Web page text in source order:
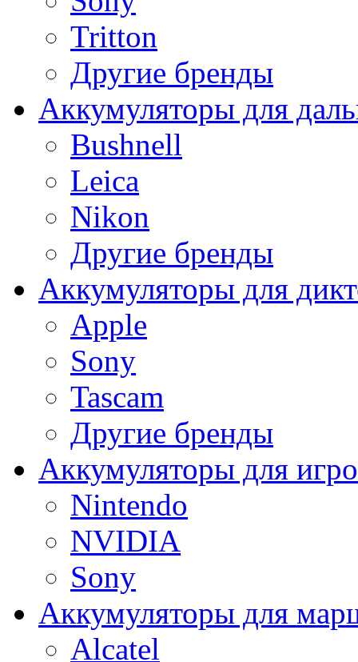
Tritton
Другие бренды
Аккумуляторы для
Bushnell
Leica
Nikon
Другие бренды
Аккумуляторы для
Apple
Sony
Tascam
Другие бренды
Аккумуляторы для
Nintendo
NVIDIA
Sony
Аккумуляторы для
Alcatel